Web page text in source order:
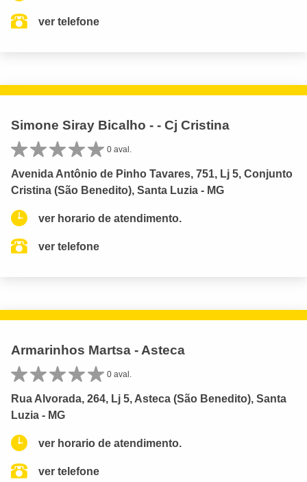
ver telefone
Simone Siray Bicalho - - Cj Cristina
0 aval.
Avenida Antônio de Pinho Tavares, 751, Lj 5, Conjunto
Cristina (São Benedito), Santa Luzia - MG
ver horario de atendimento.
ver telefone
Armarinhos Martsa - Asteca
0 aval.
Rua Alvorada, 264, Lj 5, Asteca (São Benedito), Santa
Luzia - MG
ver horario de atendimento.
ver telefone